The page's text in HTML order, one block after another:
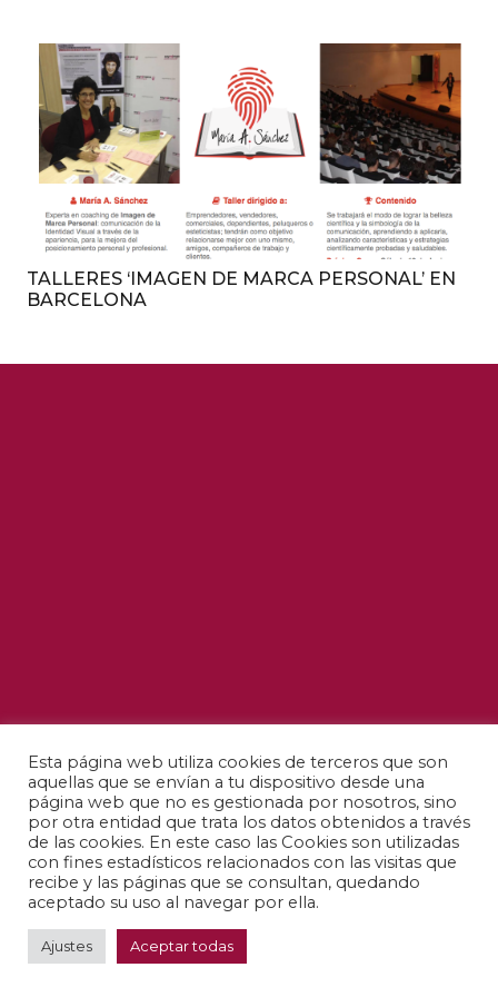
TALLERES ‘IMAGEN DE MARCA PERSONAL’ EN
BARCELONA
Esta página web utiliza cookies de terceros que son
aquellas que se envían a tu dispositivo desde una
página web que no es gestionada por nosotros, sino
por otra entidad que trata los datos obtenidos a través
de las cookies. En este caso las Cookies son utilizadas
con fines estadísticos relacionados con las visitas que
recibe y las páginas que se consultan, quedando
aceptado su uso al navegar por ella.
Ajustes Aceptar todas